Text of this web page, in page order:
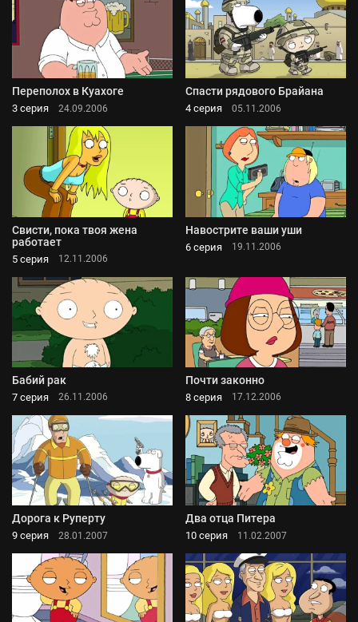
Переполох в Куахоге
3 серия 24.09.2006
Спасти рядового Брайана
4 серия 05.11.2006
Свисти, пока твоя жена
работает
5 серия 12.11.2006
Навострите ваши уши
6 серия 19.11.2006
Бабий рак
7 серия 26.11.2006
Почти законно
8 серия 17.12.2006
Дорога к Руперту
9 серия 28.01.2007
Два отца Питера
10 серия 11.02.2007